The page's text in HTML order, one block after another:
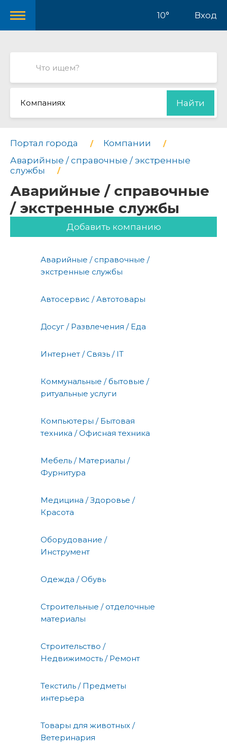
10° Вход
Компаниях Найти
Портал города
Компании
Аварийные / справочные / экстренные
службы
Аварийные / справочные
/ экстренные службы
Добавить компанию
Аварийные / справочные /
экстренные службы
Автосервис / Автотовары
Досуг / Развлечения / Еда
Интернет / Связь / IT
Коммунальные / бытовые /
ритуальные услуги
Компьютеры / Бытовая
техника / Офисная техника
Мебель / Материалы /
Фурнитура
Медицина / Здоровье /
Красота
Оборудование /
Инструмент
Одежда / Обувь
Строительные / отделочные
материалы
Строительство /
Недвижимость / Ремонт
Текстиль / Предметы
интерьера
Товары для животных /
Ветеринария